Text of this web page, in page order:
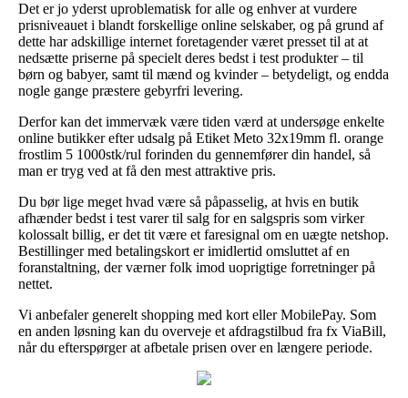
Det er jo yderst uproblematisk for alle og enhver at vurdere
prisniveauet i blandt forskellige online selskaber, og på grund af
dette har adskillige internet foretagender været presset til at at
nedsætte priserne på specielt deres bedst i test produkter – til
børn og babyer, samt til mænd og kvinder – betydeligt, og endda
nogle gange præstere gebyrfri levering.
Derfor kan det immervæk være tiden værd at undersøge enkelte
online butikker efter udsalg på Etiket Meto 32x19mm fl. orange
frostlim 5 1000stk/rul forinden du gennemfører din handel, så
man er tryg ved at få den mest attraktive pris.
Du bør lige meget hvad være så påpasselig, at hvis en butik
afhænder bedst i test varer til salg for en salgspris som virker
kolossalt billig, er det tit være et faresignal om en uægte netshop.
Bestillinger med betalingskort er imidlertid omsluttet af en
foranstaltning, der værner folk imod uoprigtige forretninger på
nettet.
Vi anbefaler generelt shopping med kort eller MobilePay. Som
en anden løsning kan du overveje et afdragstilbud fra fx ViaBill,
når du efterspørger at afbetale prisen over en længere periode.